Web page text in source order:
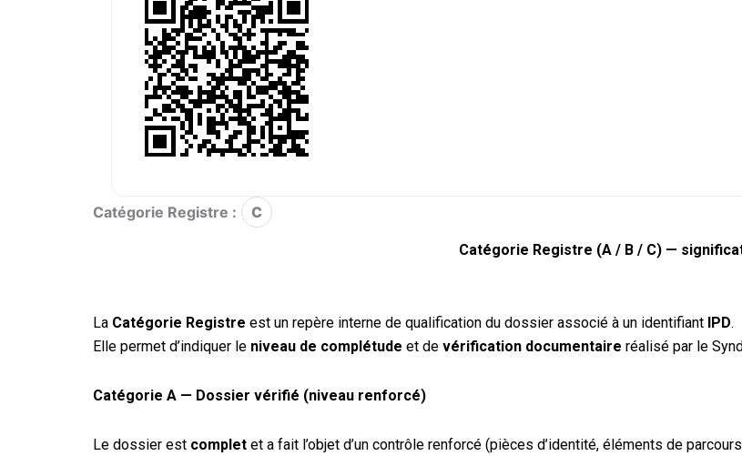
Catégorie Registre : C
Catégorie Registre (A / B / C) —
La Catégorie Registre est un repère interne de qualification du dossier associé à un identifiant IPD.
Elle permet d’indiquer le niveau de complétude et de vérification documentaire réalisé par le
Catégorie A — Dossier vérifié (niveau renforcé)
Le dossier est complet et a fait l’objet d’un contrôle renforcé (pièces d’identité, éléments de